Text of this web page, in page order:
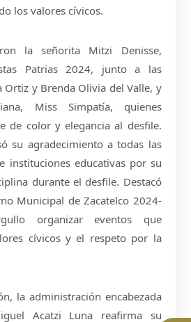
los valores cívicos.
la señorita Mitzi Denisse,
Patrias 2024, junto a las
Ortiz y Brenda Olivia del Valle, y
Miss Simpatía, quienes
de color y elegancia al desfile.
su agradecimiento a todas las
instituciones educativas por su
durante el desfile. Destacó
Municipal de Zacatelco 2024-
organizar eventos que
cívicos y el respeto por la
la administración encabezada
Acatzi Luna reafirma su